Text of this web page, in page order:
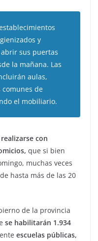
y
sus puertas
la mañana. Las
aulas,
comunes de
el mobiliario.
con
que si bien
muchas veces
hasta más de las 20
de la provincia
se habilitarán 1.934
escuelas públicas,